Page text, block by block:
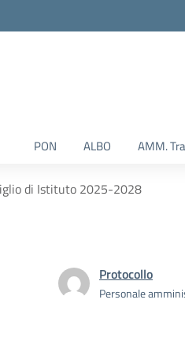
PON ALBO AMM.
di Istituto 2025-2028
Protocollo
Personale